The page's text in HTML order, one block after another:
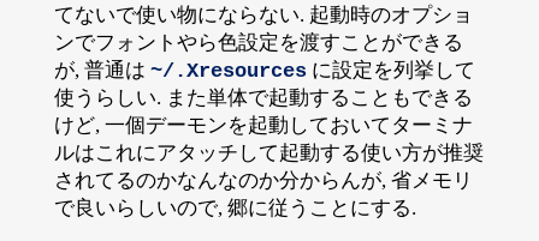
てないで使い物にならない. 起動時のオプショ
ンでフォントやら色設定を渡すことができる
が, 普通は ~/.Xresourcesに設定を列挙して
使うらしい. また単体で起動することもできる
けど, 一個デーモンを起動しておいてターミナ
ルはこれにアタッチして起動する使い方が推奨
されてるのかなんなのか分からんが, 省メモリ
で良いらしいので, 郷に従うことにする.